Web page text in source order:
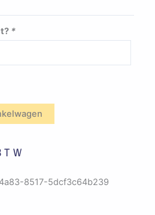
*
8517-5dcf3c64b239